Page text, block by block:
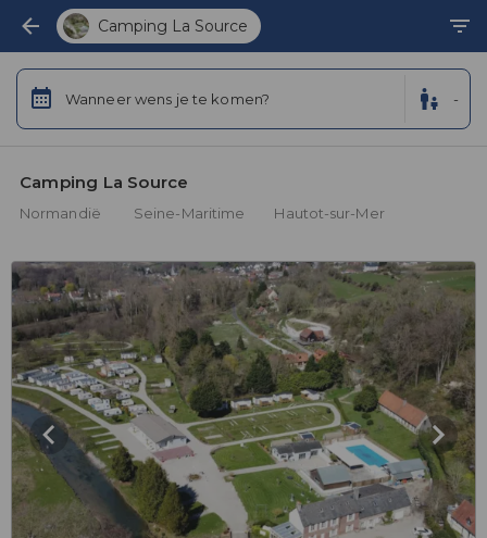
Camping La Source
Wanneer wens je te komen? -
Camping La Source
Normandië Seine-Maritime Hautot-sur-Mer